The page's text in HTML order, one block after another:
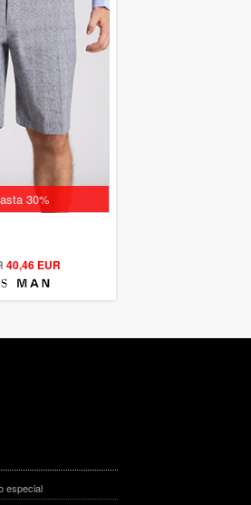
30%
5
40,46 EUR
especial